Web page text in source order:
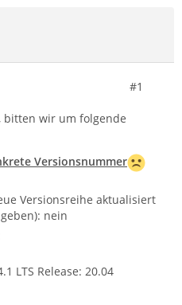
#1
bitten wir um folgende
Versionsnummer
Versionsreihe aktualisiert
nein
LTS Release: 20.04